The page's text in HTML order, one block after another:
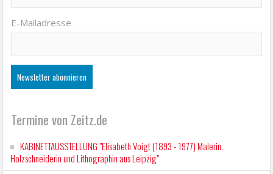
E-Mailadresse
Termine von Zeitz.de
KABINETTAUSSTELLUNG "Elisabeth Voigt (1893 - 1977) Malerin.
Holzschneiderin und Lithographin aus Leipzig"